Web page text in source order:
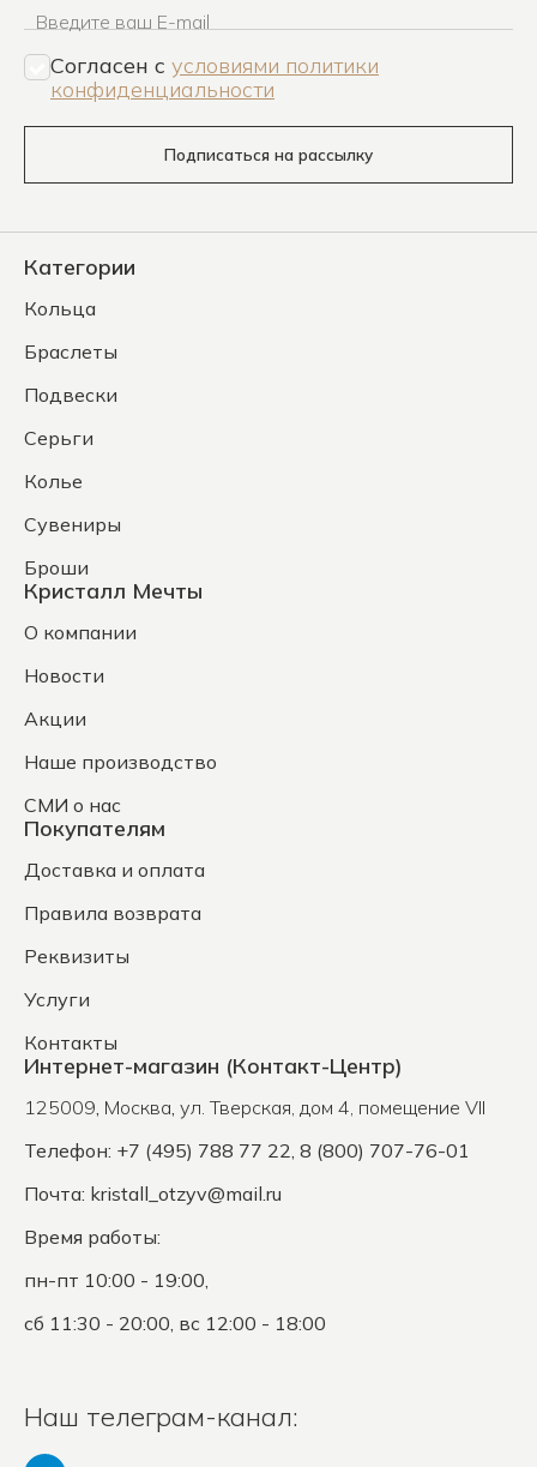
Введите ваш E-mail
Согласен c условиями политики
конфиденциальности
Подписаться на рассылку
Категории
Кольца
Браслеты
Подвески
Серьги
Колье
Сувениры
Броши
Кристалл Мечты
О компании
Новости
Акции
Наше производство
СМИ о нас
Покупателям
Доставка и оплата
Правила возврата
Реквизиты
Услуги
Контакты
Интернет-магазин (Контакт-Центр)
125009, Москва, ул. Тверская, дом 4, помещение VII
Телефон: +7 (495) 788 77 22, 8 (800) 707-76-01
Почта: kristall_otzyv@mail.ru
Время работы:
пн-пт 10:00 - 19:00,
сб 11:30 - 20:00, вс 12:00 - 18:00
Наш телеграм-канал: